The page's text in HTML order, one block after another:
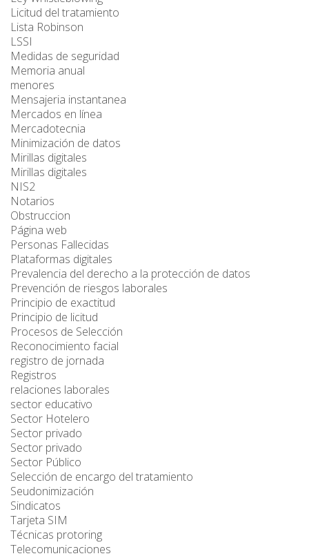
Licitud del tratamiento
Lista Robinson
LSSI
Medidas de seguridad
Memoria anual
menores
Mensajeria instantanea
Mercados en línea
Mercadotecnia
Minimización de datos
Mirillas digitales
Mirillas digitales
NIS2
Notarios
Obstruccion
Página web
Personas Fallecidas
Plataformas digitales
Prevalencia del derecho a la protección de datos
Prevención de riesgos laborales
Principio de exactitud
Principio de licitud
Procesos de Selección
Reconocimiento facial
registro de jornada
Registros
relaciones laborales
sector educativo
Sector Hotelero
Sector privado
Sector privado
Sector Público
Selección de encargo del tratamiento
Seudonimización
Sindicatos
Tarjeta SIM
Técnicas protoring
Telecomunicaciones